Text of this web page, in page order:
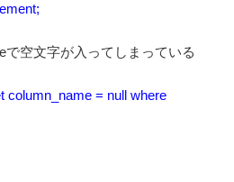
で空文字が入ってしまっている
column_name = null where